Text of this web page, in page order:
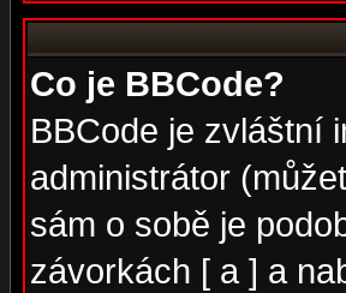
Co je BBCode?
BBCode je zvláštní
administrátor
sám o sobě je
závorkách [ a ] a